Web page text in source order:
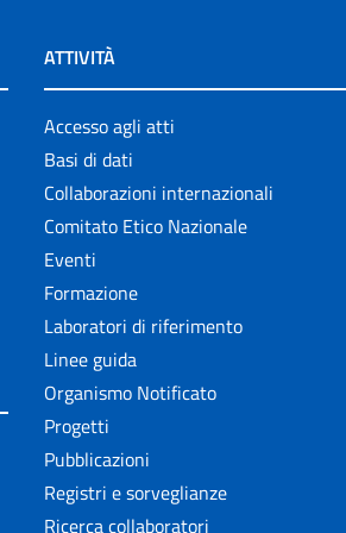
ATTIVITÀ
Accesso agli atti
Basi di dati
Collaborazioni internazionali
Comitato Etico Nazionale
Eventi
Formazione
Laboratori di riferimento
Linee guida
Organismo Notificato
Progetti
Pubblicazioni
Registri e sorveglianze
Ricerca collaboratori